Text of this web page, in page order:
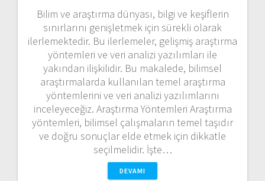
Bilim ve araştırma dünyası, bilgi ve keşiflerin
sınırlarını genişletmek için sürekli olarak
ilerlemektedir. Bu ilerlemeler, gelişmiş araştırma
yöntemleri ve veri analizi yazılımları ile
yakından ilişkilidir. Bu makalede, bilimsel
araştırmalarda kullanılan temel araştırma
yöntemlerini ve veri analizi yazılımlarını
inceleyeceğiz. Araştırma Yöntemleri Araştırma
yöntemleri, bilimsel çalışmaların temel taşıdır
ve doğru sonuçlar elde etmek için dikkatle
seçilmelidir. İşte…
DEVAMI